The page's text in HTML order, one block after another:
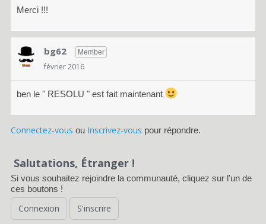
Merci !!!
bg62 Member
février 2016
ben le " RESOLU " est fait maintenant
Connectez-vous ou Inscrivez-vous pour répondre.
Salutations, Étranger !
Si vous souhaitez rejoindre la communauté, cliquez sur l'un de
ces boutons !
Connexion S'inscrire